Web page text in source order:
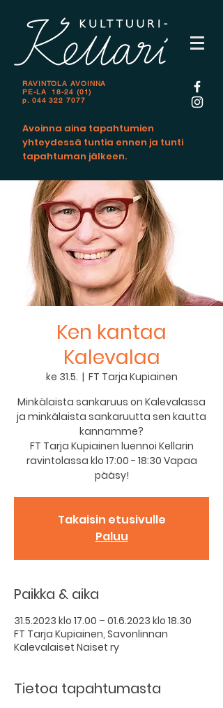
RAVINTOLA AVOINNA
PE-LA 18-24 (01)
p. 044 322 7077
Avoinna aina tapahtumien
yhteydessä tuntia ennen ja tunti
tapahtuman jälkeen.
Ken kantaa
Kalevalaa
ke 31.5.
  |
FT Tarja Kupiainen
Minkälaista sankaruus on Kalevalassa
ja minkälaista sankaruutta sen kautta
kannamme?
FT Tarja Kupiainen luennoi Kellarin
ravintolassa klo 17:00 - 18:30 Vapaa
pääsy!
Takaisin etusivulle
Paluu
Paikka & aika
31.5.2023 klo 17.00 – 01.6.2023 klo 18.30
FT Tarja Kupiainen, Savonlinnan
Kalevalaiset Naiset ry
Tietoa tapahtumasta